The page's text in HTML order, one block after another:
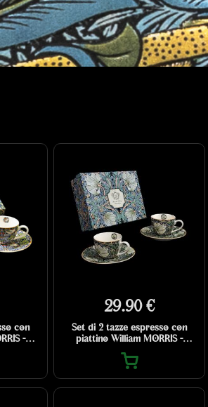
con
-
29.90 €
Set di 2 tazze espresso con
piattino William MORRIS -
Pimpernel (in scatola regalo)